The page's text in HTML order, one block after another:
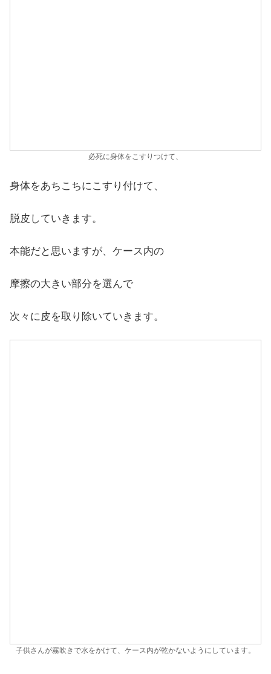
必死に身体をこすりつけて、
身体をあちこちにこすり付けて、
脱皮していきます。
本能だと思いますが、ケース内の
摩擦の大きい部分を選んで
次々に皮を取り除いていきます。
子供さんが霧吹きで水をかけて、ケース内が乾かないようにしています。